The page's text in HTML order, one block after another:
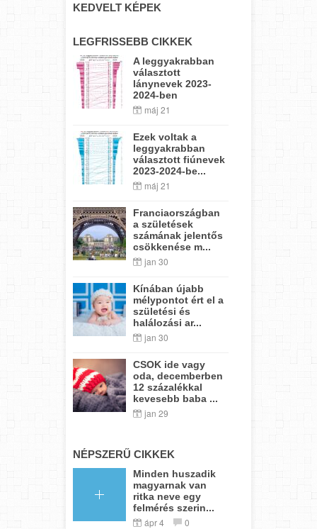
KEDVELT KÉPEK
LEGFRISSEBB CIKKEK
A leggyakrabban
választott
lánynevek 2023-
2024-ben
máj 21
Ezek voltak a
leggyakrabban
választott fiúnevek
2023-2024-be...
máj 21
Franciaországban
a születések
számának jelentős
csökkenése m...
jan 30
Kínában újabb
mélypontot ért el a
születési és
halálozási ar...
jan 30
CSOK ide vagy
oda, decemberben
12 százalékkal
kevesebb baba ...
jan 29
NÉPSZERŰ CIKKEK
Minden huszadik
magyarnak van
ritka neve egy
felmérés szerin...
ápr 4 0